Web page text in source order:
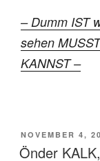
– Dumm IST
sehen
KANNST –
AM
NOVEMBER 4,
Önder